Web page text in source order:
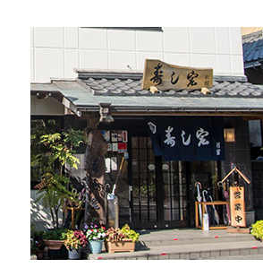
2021年9月
(2)
2021年8月(3)
2021年5月(1)
2021年2月(1)
2020年12月(1)
2020年10月
(2)
2020年8月(2)
2020年6月(2)
2020年5月 (1)
2020年4月(3)
2020年2月(1)
2020年1月(1)